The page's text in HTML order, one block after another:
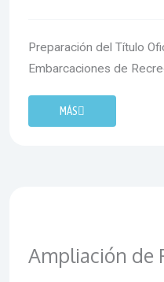
Preparación del Título
Embarcaciones de
MÁS
Ampliación de